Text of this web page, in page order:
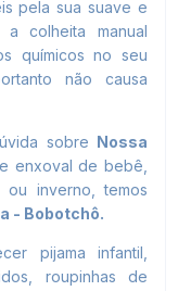
pela sua suave e
a colheita manual
químicos no seu
não causa
sobre Nossa
enxoval de bebê,
inverno, temos
- Bobotchô.
pijama infantil,
roupinhas de